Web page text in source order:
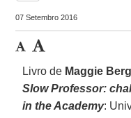
07 Setembro 2016
Livro de Maggie Berg
Slow Professor:
in the Academy: